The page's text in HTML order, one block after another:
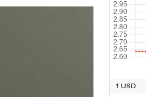
1 USD